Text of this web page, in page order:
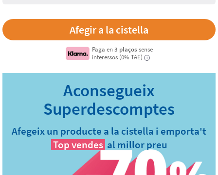
Paga en 3 plaços sense
interessos (0% TAE)
i
Afegeix un producte a la cistella i emporta't
Top vendes al millor preu